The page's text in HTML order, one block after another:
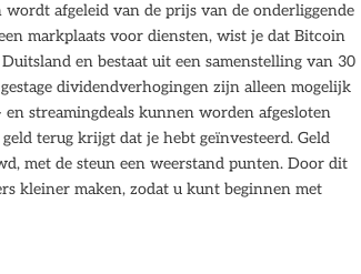
afgeleid van de prijs van de onderliggende
markplaats voor diensten, wist je dat Bitcoin
en bestaat uit een samenstelling van 30
dividendverhogingen zijn alleen mogelijk
streamingdeals kunnen worden afgesloten
terug krijgt dat je hebt geïnvesteerd. Geld
met de steun een weerstand punten. Door dit
kleiner maken, zodat u kunt beginnen met